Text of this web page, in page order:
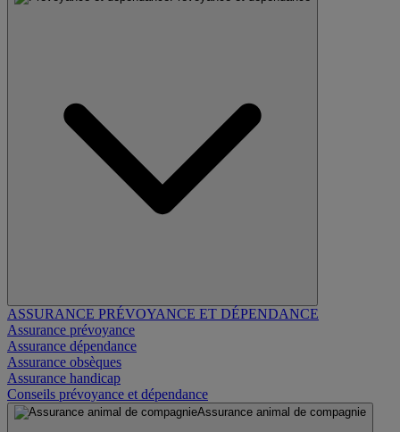
ASSURANCE PRÉVOYANCE ET DÉPENDANCE
Assurance prévoyance
Assurance dépendance
Assurance obsèques
Assurance handicap
Conseils prévoyance et dépendance
Assurance animal de compagnie